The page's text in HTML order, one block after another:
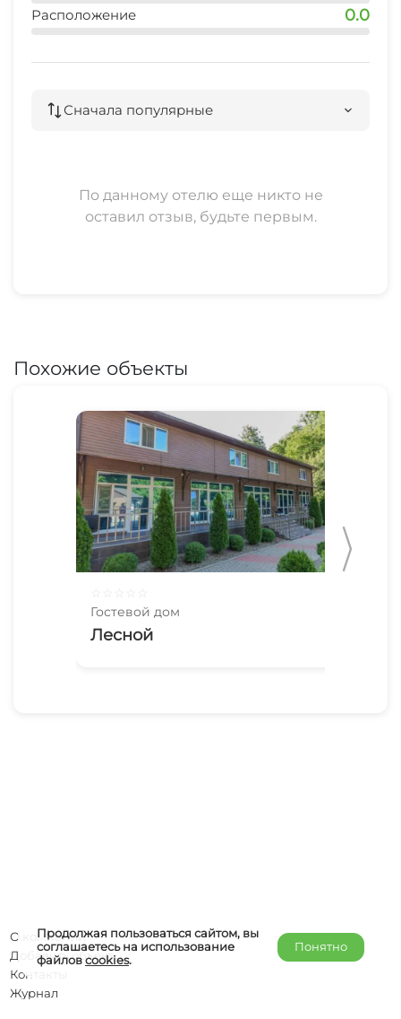
Расположение 0.0
Сначала популярные
По данному отелю еще никто не
оставил отзыв, будьте первым.
Похожие объекты
Гостевой дом
Лесной
Продолжая пользоваться сайтом, вы
соглашаетесь на использование
файловcookies.
Понятно
О компании
Добавить объект
Контакты
Журнал